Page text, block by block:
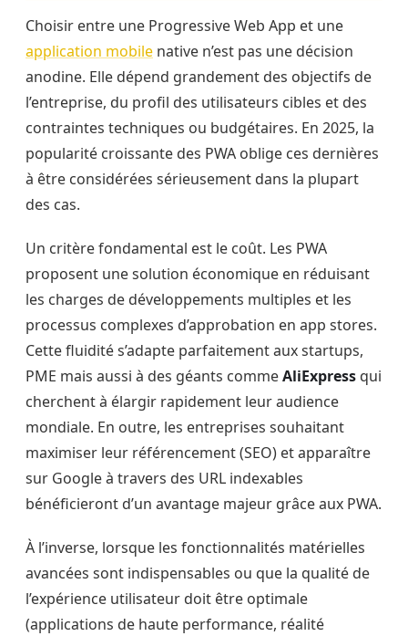
Choisir entre une Progressive Web App et une
application mobile native n’est pas une décision
anodine. Elle dépend grandement des objectifs de
l’entreprise, du profil des utilisateurs cibles et des
contraintes techniques ou budgétaires. En 2025, la
popularité croissante des PWA oblige ces dernières
à être considérées sérieusement dans la plupart
des cas.
Un critère fondamental est le coût. Les PWA
proposent une solution économique en réduisant
les charges de développements multiples et les
processus complexes d’approbation en app stores.
Cette fluidité s’adapte parfaitement aux startups,
PME mais aussi à des géants commeAliExpress qui
cherchent à élargir rapidement leur audience
mondiale. En outre, les entreprises souhaitant
maximiser leur référencement (SEO) et apparaître
sur Google à travers des URL indexables
bénéficieront d’un avantage majeur grâce aux PWA.
À l’inverse, lorsque les fonctionnalités matérielles
avancées sont indispensables ou que la qualité de
l’expérience utilisateur doit être optimale
(applications de haute performance, réalité